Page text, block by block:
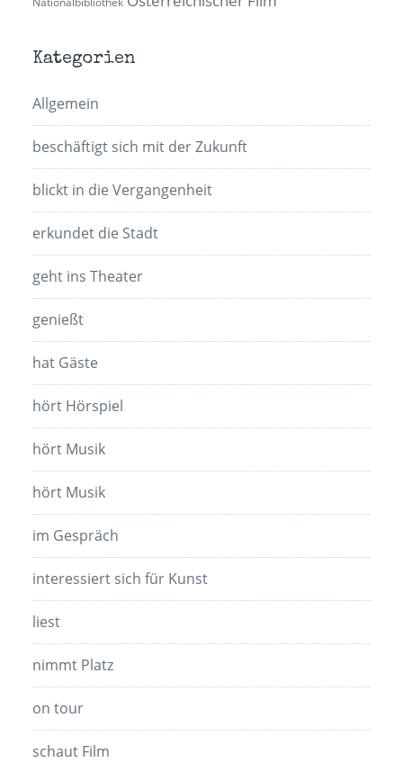
Kategorien
Allgemein
beschäftigt sich mit der Zukunft
blickt in die Vergangenheit
erkundet die Stadt
geht ins Theater
genießt
hat Gäste
hört Hörspiel
hört Musik
hört Musik
im Gespräch
interessiert sich für Kunst
liest
nimmt Platz
on tour
schaut Film